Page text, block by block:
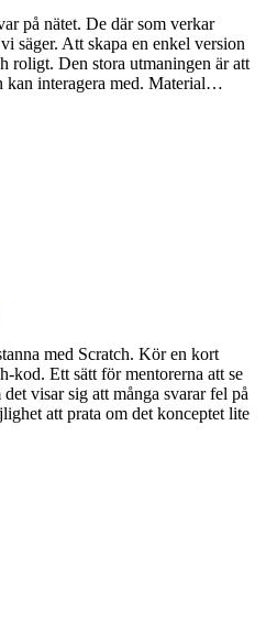
på nätet. De där som verkar
säger. Att skapa en enkel version
roligt. Den stora utmaningen är att
kan interagera med. Material…
med Scratch. Kör en kort
kod. Ett sätt för mentorerna att se
visar sig att många svarar fel på
att prata om det konceptet lite